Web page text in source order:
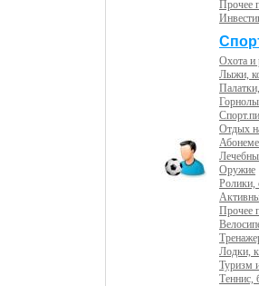
Прочее
Охота и
Лыжи,
Отдых
Оружие
Ролики,
Прочее
Лодки,
Туризм
Теннис,